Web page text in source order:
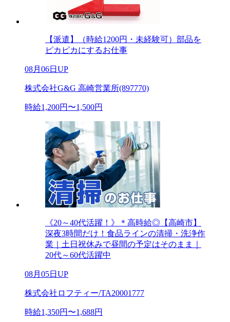
【派遣】（時給1200円・未経験可）部品を
ピカピカにするお仕事
08月06日UP
株式会社G&G 高崎営業所(897770)
時給1,200円〜1,500円
《20～40代活躍！》＊高時給◎【高崎市】
深夜3時間だけ！食品ラインの清掃・洗浄作
業｜土日祝休みで昼間の予定はそのまま｜
20代～60代活躍中
08月05日UP
株式会社ロフティー/TA20001777
時給1,350円〜1,688円